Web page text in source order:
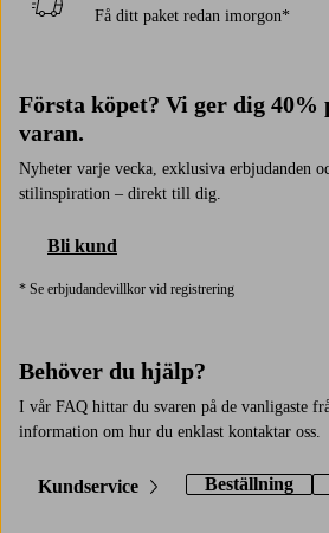
Få ditt paket redan imorgon*
Första köpet? Vi ger dig 40%
varan.
Nyheter varje vecka, exklusiva erbjudanden
stilinspiration – direkt till dig.
Bli kund
* Se erbjudandevillkor vid registrering
Behöver du hjälp?
I vår FAQ hittar du svaren på de vanligaste
information om hur du enklast kontaktar oss.
Kundservice Beställning